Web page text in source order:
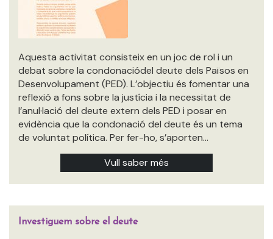
Aquesta activitat consisteix en un joc de rol i un
debat sobre la condonaciódel deute dels Països en
Desenvolupament (PED). L’objectiu és fomentar una
reflexió a fons sobre la justícia i la necessitat de
l’anul·lació del deute extern dels PED i posar en
evidència que la condonació del deute és un tema
de voluntat política. Per fer-ho, s’aporten…
Vull saber més
Investiguem sobre el deute